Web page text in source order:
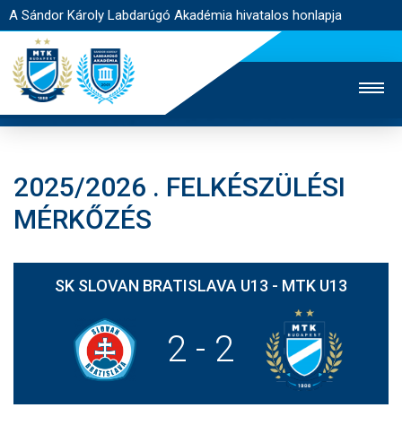
A Sándor Károly Labdarúgó Akadémia hivatalos honlapja
MTK TV FELNŐTT CSAPAT
NYITÓLAP
HÍREK
AKADÉMIA
2025/2026 . FELKÉSZÜLÉSI
MÉRKŐZÉS
SK SLOVAN BRATISLAVA U13 - MTK U13
2 - 2